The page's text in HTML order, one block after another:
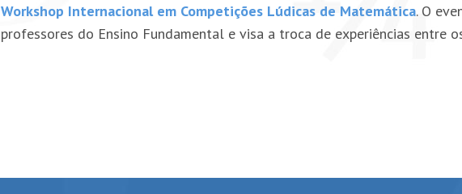
Workshop Internacional em Competições Lúdicas de Matemática. O
professores do Ensino Fundamental e visa a troca de experiências entre